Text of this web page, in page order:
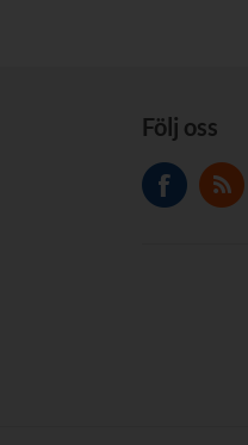
Följ oss